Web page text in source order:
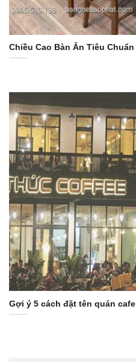
Chiều Cao Bàn Ăn Tiêu
Gợi ý 5 cách đặt tên quán